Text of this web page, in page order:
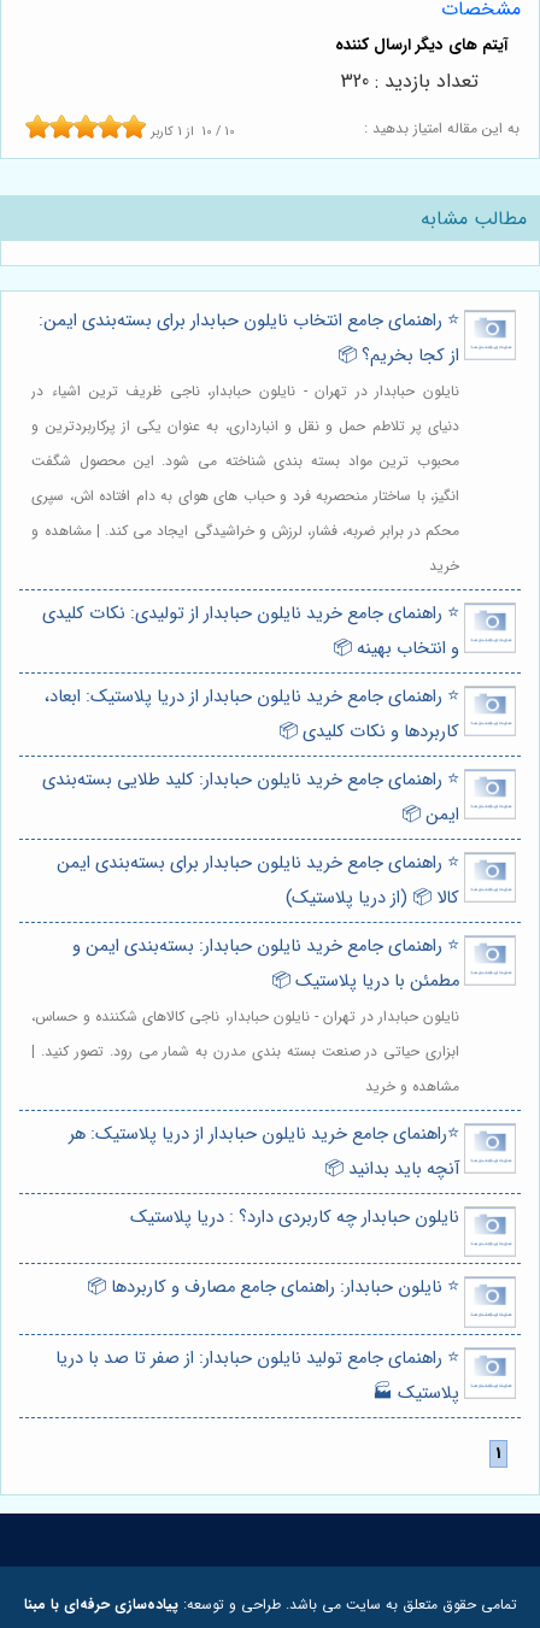
مشخصات
به این مقاله امتیاز بدهید : 10 / 10 از 1 کاربر
تعداد بازدید : 320
مطالب مشابه
⭐️ راهنمای جامع انتخاب نایلون حبابدار برای بسته‌بندی ایمن:
از کجا بخریم؟ 📦
نایلون حبابدار در تهران - نایلون حبابدار، ناجی ظریف ترین اشیاء در
دنیای پر تلاطم حمل و نقل و انبارداری، به عنوان یکی از پرکاربردترین و
محبوب ترین مواد بسته بندی شناخته می شود. این محصول شگفت
انگیز، با ساختار منحصربه فرد و حباب های هوای به دام افتاده اش، سپری
محکم در برابر ضربه، فشار، لرزش و خراشیدگی ایجاد می کند. | مشاهده و
خرید
⭐️ راهنمای جامع خرید نایلون حبابدار از تولیدی: نکات کلیدی
و انتخاب بهینه 📦
⭐️ راهنمای جامع خرید نایلون حبابدار از دریا پلاستیک: ابعاد،
کاربردها و نکات کلیدی 📦
⭐️ راهنمای جامع خرید نایلون حبابدار: کلید طلایی بسته‌بندی
ایمن 📦
⭐️ راهنمای جامع خرید نایلون حبابدار برای بسته‌بندی ایمن
کالا 📦 (از دریا پلاستیک)
⭐️ راهنمای جامع خرید نایلون حبابدار: بسته‌بندی ایمن و
مطمئن با دریا پلاستیک 📦
نایلون حبابدار در تهران - نایلون حبابدار، ناجی کالاهای شکننده و حساس،
ابزاری حیاتی در صنعت بسته بندی مدرن به شمار می رود. تصور کنید. |
مشاهده و خرید
⭐️راهنمای جامع خرید نایلون حبابدار از دریا پلاستیک: هر
آنچه باید بدانید 📦
نایلون حبابدار چه کاربردی دارد؟ : دریا پلاستیک
⭐️ نایلون حبابدار: راهنمای جامع مصارف و کاربردها 📦
⭐️ راهنمای جامع تولید نایلون حبابدار: از صفر تا صد با دریا
پلاستیک 🏭
تمامی حقوق متعلق به سایت می باشد. طراحی و توسعه:پیاده‌سازی حرفه‌ای با مبنا